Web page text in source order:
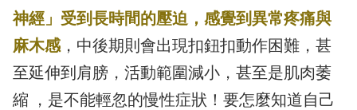
神經」受到長時間的壓迫，感覺到異常疼痛與
麻木感 ，中後期則會出現扣鈕扣動作困難，甚
至延伸到肩膀，活動範圍減小，甚至是肌肉萎
縮 ，是不能輕忽的慢性症狀！要怎麼知道自己